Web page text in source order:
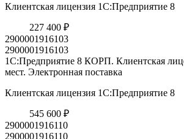
Клиентская лицензия 1С:Предприятие 8
227 400 ₽
2900001916103
2900001916103
1С:Предприятие 8 КОРП. Клиентская
мест. Электронная поставка
Клиентская лицензия 1С:Предприятие 8
545 600 ₽
2900001916110
2900001916110